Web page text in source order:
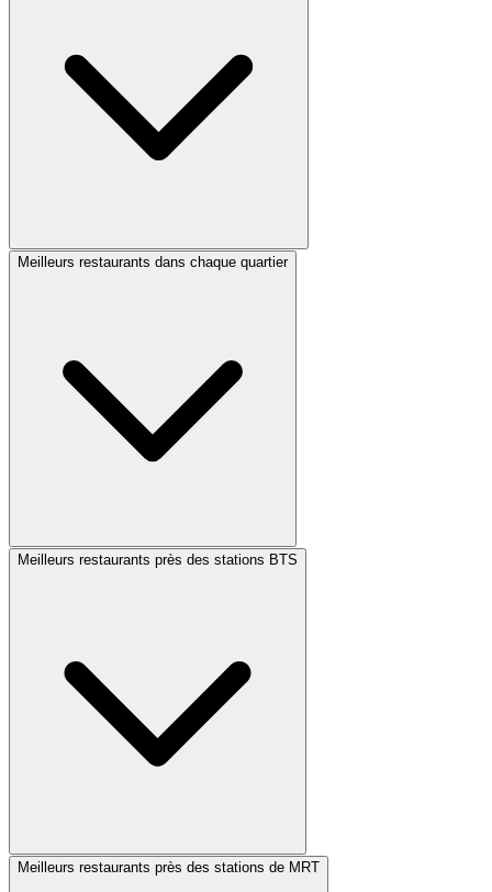
Meilleurs restaurants dans chaque quartier
Meilleurs restaurants près des stations BTS
Meilleurs restaurants près des stations de MRT